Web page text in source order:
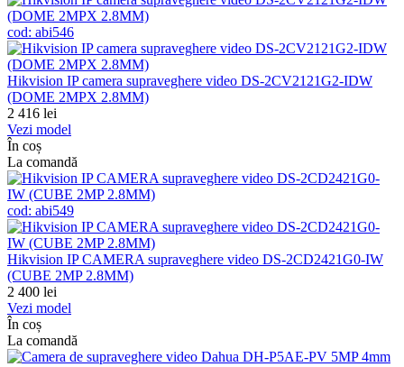
cod: abi546
Hikvision IP camera supraveghere video DS-2CV2121G2-IDW
(DOME 2MPX 2.8MM)
2 416 lei
Vezi model
În coș
La comandă
cod: abi549
Hikvision IP CAMERA supraveghere video DS-2CD2421G0-IW
(CUBE 2MP 2.8MM)
2 400 lei
Vezi model
În coș
La comandă